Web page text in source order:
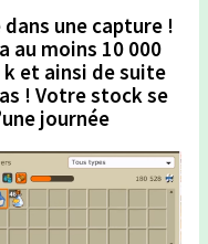
dans une capture !
au moins 10 000
k et ainsi de suite
! Votre stock se
journée